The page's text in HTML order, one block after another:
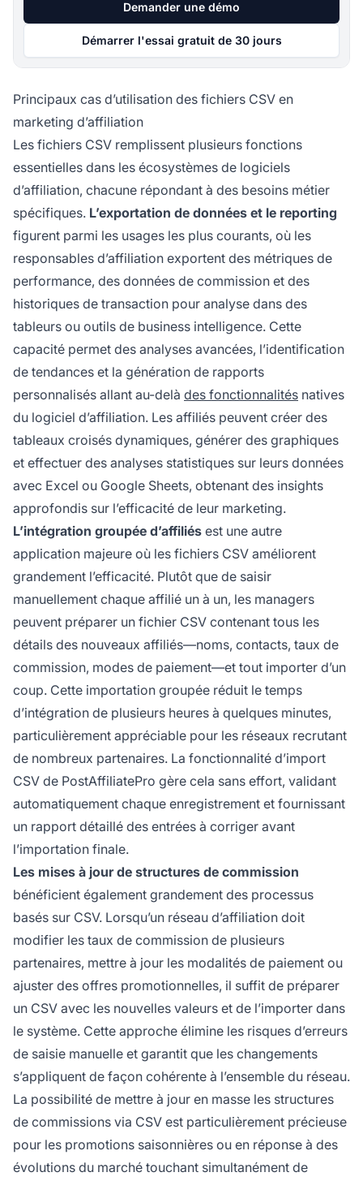
Demander une démo
Démarrer l'essai gratuit de 30 jours
Principaux cas d’utilisation des fichiers CSV en
marketing d’affiliation
Les fichiers CSV remplissent plusieurs fonctions
essentielles dans les écosystèmes de logiciels
d’affiliation, chacune répondant à des besoins métier
spécifiques. L’exportation de données et le reporting
figurent parmi les usages les plus courants, où les
responsables d’affiliation exportent des métriques de
performance, des données de commission et des
historiques de transaction pour analyse dans des
tableurs ou outils de business intelligence. Cette
capacité permet des analyses avancées, l’identification
de tendances et la génération de rapports
personnalisés allant au-delà des fonctionnalités natives
du logiciel d’affiliation. Les affiliés peuvent créer des
tableaux croisés dynamiques, générer des graphiques
et effectuer des analyses statistiques sur leurs données
avec Excel ou Google Sheets, obtenant des insights
approfondis sur l’efficacité de leur marketing.
L’intégration groupée d’affiliés est une autre
application majeure où les fichiers CSV améliorent
grandement l’efficacité. Plutôt que de saisir
manuellement chaque affilié un à un, les managers
peuvent préparer un fichier CSV contenant tous les
détails des nouveaux affiliés—noms, contacts, taux de
commission, modes de paiement—et tout importer d’un
coup. Cette importation groupée réduit le temps
d’intégration de plusieurs heures à quelques minutes,
particulièrement appréciable pour les réseaux recrutant
de nombreux partenaires. La fonctionnalité d’import
CSV de PostAffiliatePro gère cela sans effort, validant
automatiquement chaque enregistrement et fournissant
un rapport détaillé des entrées à corriger avant
l’importation finale.
Les mises à jour de structures de commission
bénéficient également grandement des processus
basés sur CSV. Lorsqu’un réseau d’affiliation doit
modifier les taux de commission de plusieurs
partenaires, mettre à jour les modalités de paiement ou
ajuster des offres promotionnelles, il suffit de préparer
un CSV avec les nouvelles valeurs et de l’importer dans
le système. Cette approche élimine les risques d’erreurs
de saisie manuelle et garantit que les changements
s’appliquent de façon cohérente à l’ensemble du réseau.
La possibilité de mettre à jour en masse les structures
de commissions via CSV est particulièrement précieuse
pour les promotions saisonnières ou en réponse à des
évolutions du marché touchant simultanément de